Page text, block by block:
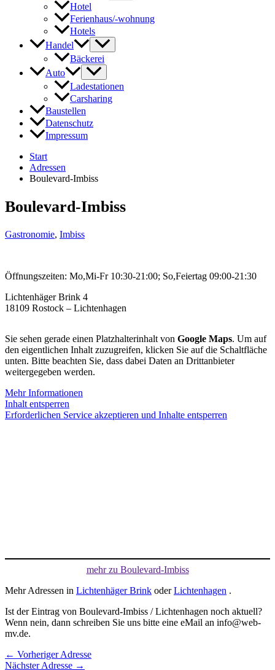
Hotel
Ferienhaus/-wohnung
Hotels
Handel
Bäckerei
Auto
Ladestationen
Carsharing
Baustellen
Datenschutz
Impressum
Start
Adressen
Boulevard-Imbiss
Boulevard-Imbiss
Gastronomie, Imbiss
Öffnungszeiten: Mo,Mi-Fr 10:30-21:00; So,Feiertag 09:00-21:30
Lichtenhäger Brink 4
18109 Rostock – Lichtenhagen
Sie sehen gerade einen Platzhalterinhalt von Google Maps. Um auf
den eigentlichen Inhalt zuzugreifen, klicken Sie auf die Schaltfläche
unten. Bitte beachten Sie, dass dabei Daten an Drittanbieter
weitergegeben werden.
Mehr Informationen
Inhalt entsperren
Erforderlichen Service akzeptieren und Inhalte entsperren
mehr zu Boulevard-Imbiss
Mehr Adressen in Lichtenhäger Brink oderLichtenhagen .
Ist der Eintrag von Boulevard-Imbiss / Lichtenhagen noch aktuell?
Wenn nein, dann schreiben Sie uns bitte eine eMail an info@web-
mv.de.
← Vorheriger Adresse
Nächster Adresse →